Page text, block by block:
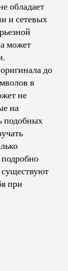
обладает
и сетевых
может
до
в
не
на
подобных
существуют
при